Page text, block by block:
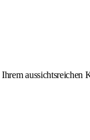
aussichtsreichen